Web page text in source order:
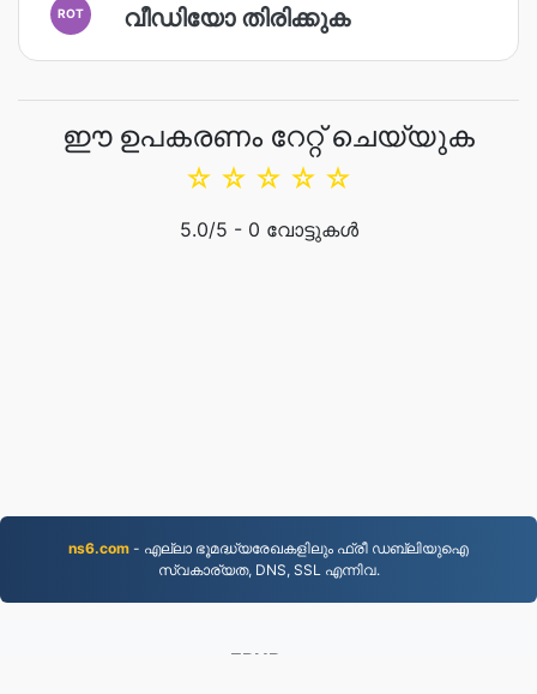
ROT വീഡിയോ തിരിക്കുക
ഈ ഉപകരണം റേറ്റ് ചെയ്യുക
☆
☆
☆
☆
☆
5.0/5 - 0 വോട്ടുകൾ
ns6.com - എല്ലാ ഭൂമദ്ധ്യരേഖകളിലും ഫ്രീ ഡബ്ലിയുഐ
സ്വകാര്യത, DNS, SSL എന്നിവ.
EPUB.to